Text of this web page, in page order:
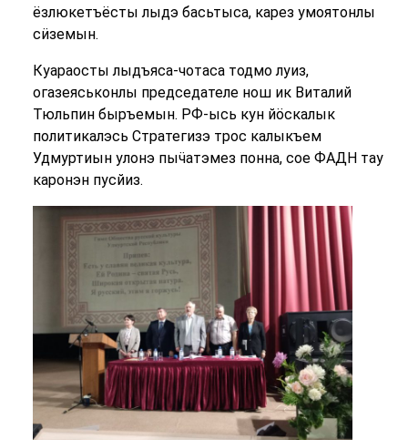
ёзлюкетъёсты лыдэ басьтыса, карез умоятонлы
сӥземын.
Куараосты лыдъяса-чотаса тодмо луиз,
огазеяськонлы председателе нош ик Виталий
Тюльпин быръемын. РФ-ысь кун йӧскалык
политикалэсь Стратегизэ трос калыкъем
Удмуртиын улонэ пыӵатэмез понна, сое ФАДН тау
каронэн пусйиз.